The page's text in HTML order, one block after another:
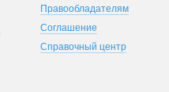
Правообладателям
Соглашение
Справочный центр